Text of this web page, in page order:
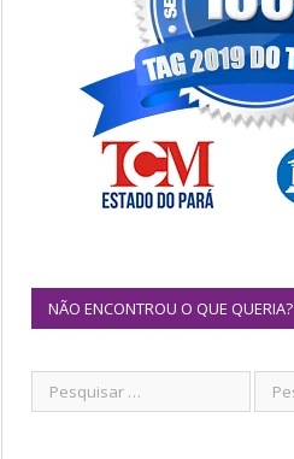
NÃO ENCONTROU O QUE QUERIA?